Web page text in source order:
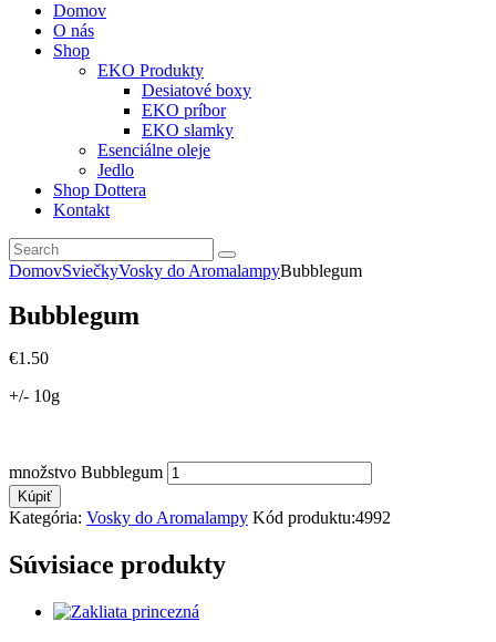
Domov
O nás
Shop
EKO Produkty
Desiatové boxy
EKO príbor
EKO slamky
Esenciálne oleje
Jedlo
Shop Dottera
Kontakt
DomovSviečkyVosky do AromalampyBubblegum
Bubblegum
€1 .50
+/- 10g
množstvo Bubblegum
Kúpiť
Kategória: Vosky do Aromalampy Kód produktu:4992
Súvisiace produkty